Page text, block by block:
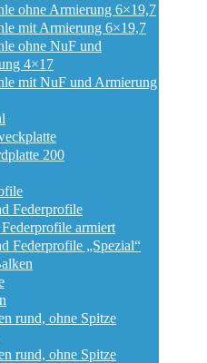
ohne Armierung 6×19,7
mit Armierung 6×19,7
ohne NuF und
4×17
mit NuF und Armierung
200
Federprofile
armiert
Federprofile „Spezial“
rund, ohne Spitze
rund, ohne Spitze